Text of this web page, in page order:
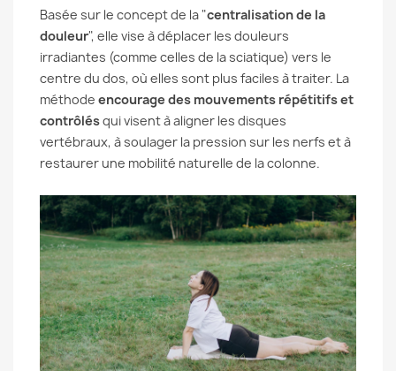
Basée sur le concept de la "centralisation de la
douleur", elle vise à déplacer les douleurs
irradiantes (comme celles de la sciatique) vers le
centre du dos, où elles sont plus faciles à traiter. La
méthode encourage des mouvements répétitifs et
contrôlésqui visent à aligner les disques
vertébraux, à soulager la pression sur les nerfs et à
restaurer une mobilité naturelle de la colonne.